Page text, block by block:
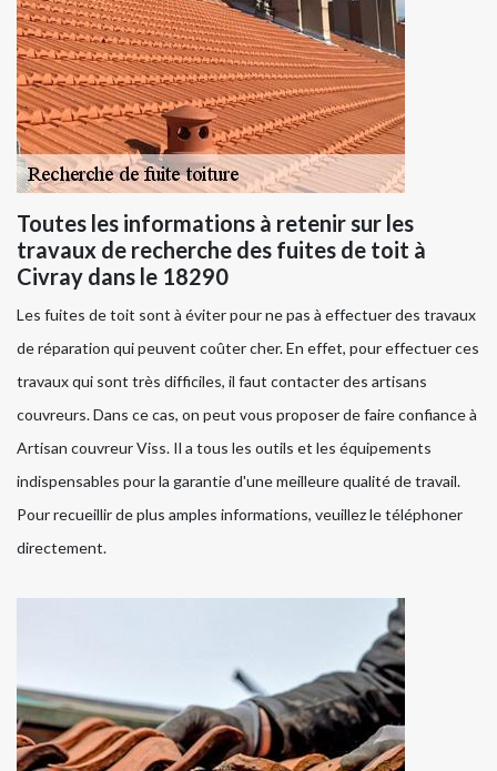
Toutes les informations à retenir sur les
travaux de recherche des fuites de toit à
Civray dans le 18290
Les fuites de toit sont à éviter pour ne pas à effectuer des travaux
de réparation qui peuvent coûter cher. En effet, pour effectuer ces
travaux qui sont très difficiles, il faut contacter des artisans
couvreurs. Dans ce cas, on peut vous proposer de faire confiance à
Artisan couvreur Viss. Il a tous les outils et les équipements
indispensables pour la garantie d'une meilleure qualité de travail.
Pour recueillir de plus amples informations, veuillez le téléphoner
directement.